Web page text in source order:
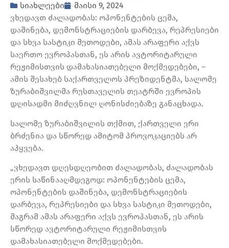
სიახლეები
მაისი 9, 2024
ვხედავთ ძალადობას: ოპონენტების ცემა,
დაშინება, დემონსტრაციების დარბევა, რეპრესიები
და სხვა სასტიკი მეთოდები, ამას არაფერი აქვს
საერთო ევროპასთან, ეს არის ავტორიტარული
რეჟიმისთვის დამახასიათებელი მოქმედებები, –
ამის შესახებ საქართველოს პრეზიდენტმა, სალომე
ზურაბიშვილმა რუსთაველის თეატრში ევროპის
დღისადმი მიძღვნილ ღონისძიებაზე განაცხადა.
სალომე ზურაბიშვილის თქმით, ქართველი ერი
ბრძენია და სწორედ ამიტომ პროვოკაციებს არ
აჰყვება.
„ვხედავთ დღესდღეობით ძალადობას, ძალადობას
ერის საწინააღმდეგოდ: ოპონენტების ცემა,
ოპონენტების დაშინება, დემონსტრაციების
დარბევა, რეპრესიები და სხვა სასტიკი მეთოდები,
მაგრამ ამას არაფერი აქვს ევროპასთან, ეს არის
სწორედ ავტორიტარული რეჟიმისთვის
დამახასიათებელი მოქმედებები.